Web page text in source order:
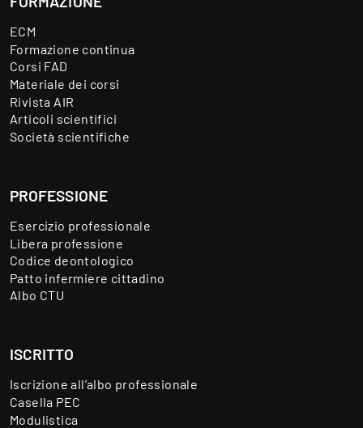
ECM
Formazione continua
Corsi FAD
Materiale dei corsi
Rivista AIR
Articoli scientifici
Società scientifiche
PROFESSIONE
Esercizio professionale
Libera professione
Codice deontologico
Patto infermiere cittadino
Albo CTU
ISCRITTO
Iscrizione all’albo professionale
Casella PEC
Modulistica